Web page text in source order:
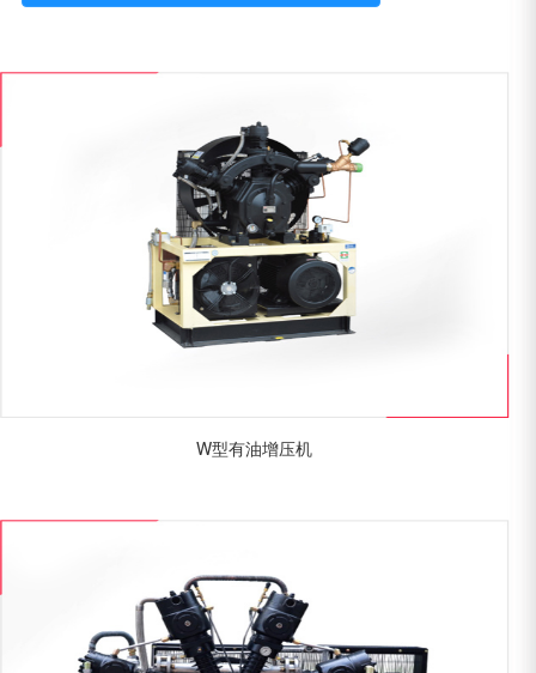
W型有油增压机